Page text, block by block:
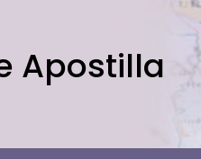
Apostilla